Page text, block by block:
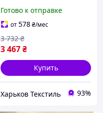
резинке
Готово к отправке
от578₴/мес
3 467₴
3 732 ₴
Купить
Харьков Текстиль 93%